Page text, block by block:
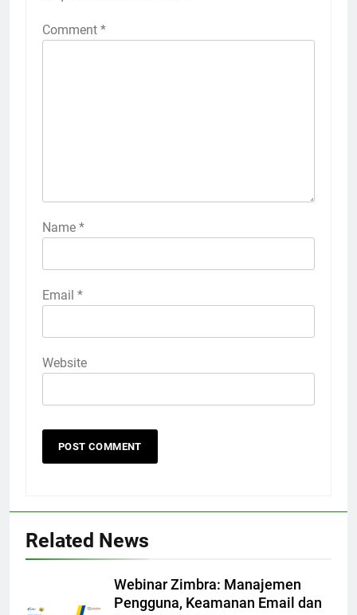
Comment *
Name *
Email *
Website
Related News
Webinar Zimbra: Manajemen
Pengguna, Keamanan Email dan